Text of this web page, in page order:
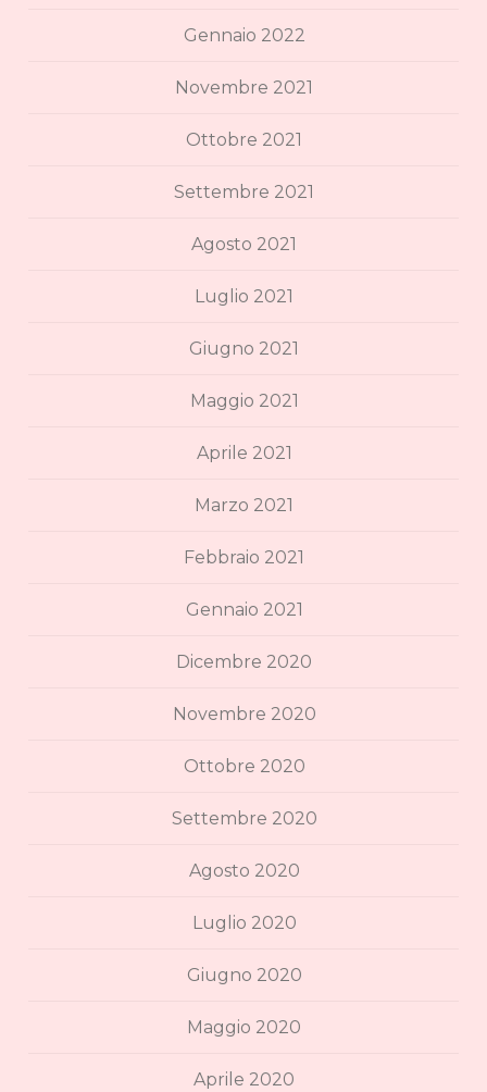
Gennaio 2022
Novembre 2021
Ottobre 2021
Settembre 2021
Agosto 2021
Luglio 2021
Giugno 2021
Maggio 2021
Aprile 2021
Marzo 2021
Febbraio 2021
Gennaio 2021
Dicembre 2020
Novembre 2020
Ottobre 2020
Settembre 2020
Agosto 2020
Luglio 2020
Giugno 2020
Maggio 2020
Aprile 2020